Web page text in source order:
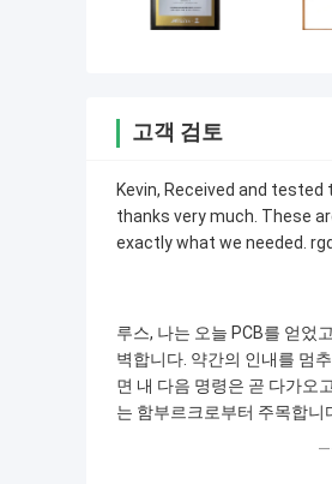
고객 검토
Kevin, Received and tested
thanks very much. These
exactly what we needed.
루스, 나는 오늘 PCB를 얻었
벽합니다. 약간의 인내를 멈
면 내 다음 명령은 곧 다가오
는 함부르크로부터 주목합니